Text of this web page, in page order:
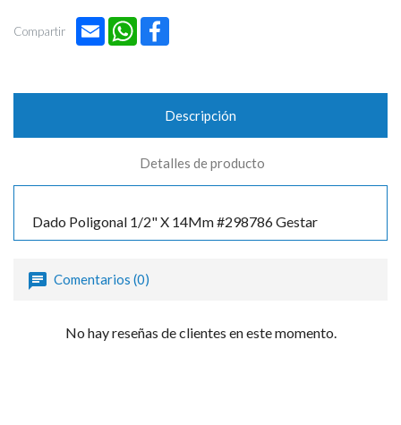
Compartir Email WhatsApp
Descripción
Detalles de producto
Dado Poligonal 1/2" X 14Mm #298786 Gestar
Comentarios (0)
No hay reseñas de clientes en este momento.